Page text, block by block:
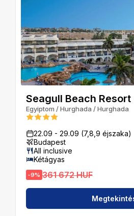
Seagull Beach Resort
Egyiptom /Hurghada /Hurghada
22.09 - 29.09 (7,8,9 éjszaka)
Budapest
All inclusive
Kétágyas
-9% 361 672 HUF